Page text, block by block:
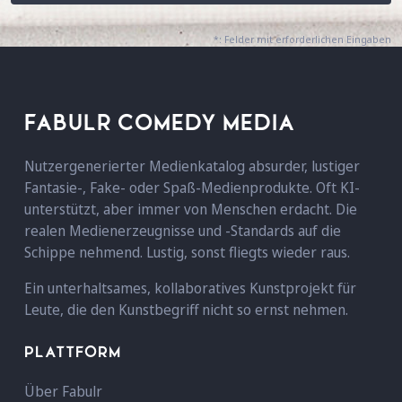
FABULR COMEDY MEDIA
Nutzergenerierter Medienkatalog absurder, lustiger
Fantasie-, Fake- oder Spaß-Medienprodukte. Oft KI-
unterstützt, aber immer von Menschen erdacht. Die
Schippe nehmend. Lustig, sonst fliegts wieder raus.
Leute, die den Kunstbegriff nicht so ernst nehmen.
PLATTFORM